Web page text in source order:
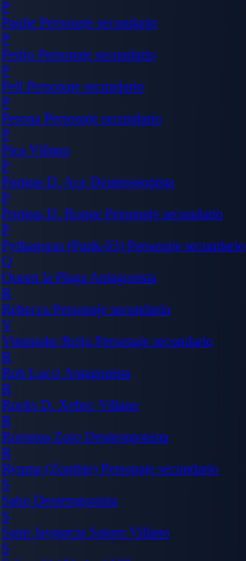
P
Paulie Personaje secundario
P
Pedro Personaje secundario
P
Pell Personaje secundario
P
Perona Personaje secundario
P
Pica Villano
P
Portgas D. Ace Deuteragonista
P
Portgas D. Rouge Personaje secundario
P
Pythagoras (Punk-03) Personaje secundario
Q
Queen la Plaga Antagonista
R
Rebecca Personaje secundario
V
Vinsmoke Reiju Personaje secundario
R
Rob Lucci Antagonista
R
Rocks D. Xebec Villano
R
Roronoa Zoro Deuteragonista
R
Ryuma (Zombie) Personaje secundario
S
Sabo Deuteragonista
S
Saint Jaygarcia Saturn Villano
S